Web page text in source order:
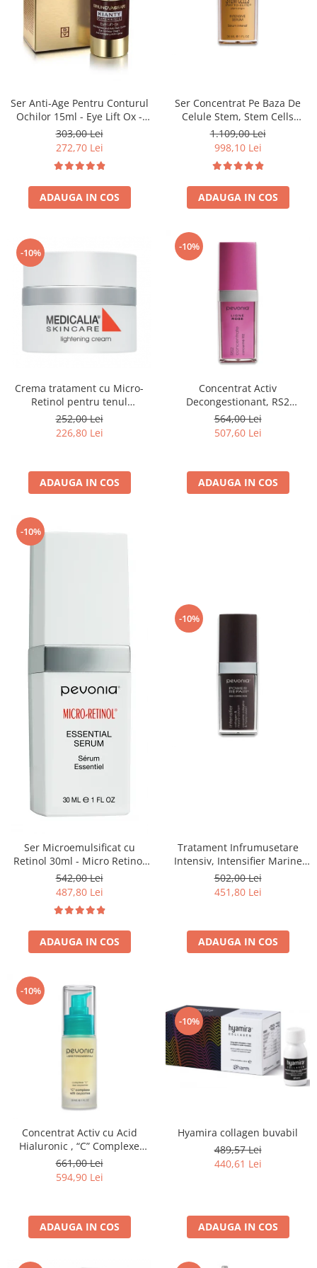
Fard de ochi
Pigmenti minerali
Primer gene
BUZE
Creion de buze
Gloss de buze
SPRANCENE
Creioane sprancene
ACCESORII
Pensule Profesionale
Aur Cosmetic
Ser Anti-Age Pentru Conturul
Ochilor 15ml - Eye Lift Ox -
Bruno Vassari
303,00 Lei
272,70 Lei
ADAUGA IN COS
Ser Concentrat Pe Baza De
Celule Stem, Stem Cells
Intensive Serum - 30ml
1.109,00 Lei
998,10 Lei
ADAUGA IN COS
-10%
Crema tratament cu Micro-
Retinol pentru tenul
hiperpigmentat, Lightening
Cream - 50 ml
252,00 Lei
226,80 Lei
ADAUGA IN COS
-10%
Concentrat Activ
Decongestionant, RS2
Concentrate - 30ml
564,00 Lei
507,60 Lei
ADAUGA IN COS
-10%
Ser Microemulsificat cu
Retinol 30ml - Micro Retinol
Essential Serum - Pevonia
542,00 Lei
487,80 Lei
ADAUGA IN COS
-10%
Tratament Infrumusetare
Intensiv, Intensifier Marine
Collagen Concentrate - 30ml
502,00 Lei
451,80 Lei
ADAUGA IN COS
-10%
Concentrat Activ cu Acid
Hialuronic , “C” Complexe
With Oxyzomes - 30ml
661,00 Lei
594,90 Lei
ADAUGA IN COS
-10%
Hyamira collagen buvabil
489,57 Lei
440,61 Lei
ADAUGA IN COS